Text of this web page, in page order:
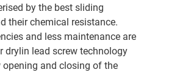
by the best sliding
their chemical resistance.
and less maintenance are
drylin lead screw technology
opening and closing of the